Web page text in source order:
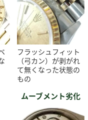
フラッシュフィット
（弓カン）が剥がれ
て無くなった状態の
もの
ムーブメント劣化